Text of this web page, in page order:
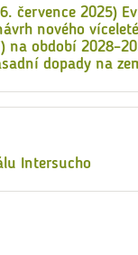
července 2025)
nového
na období
dopady na
Intersucho